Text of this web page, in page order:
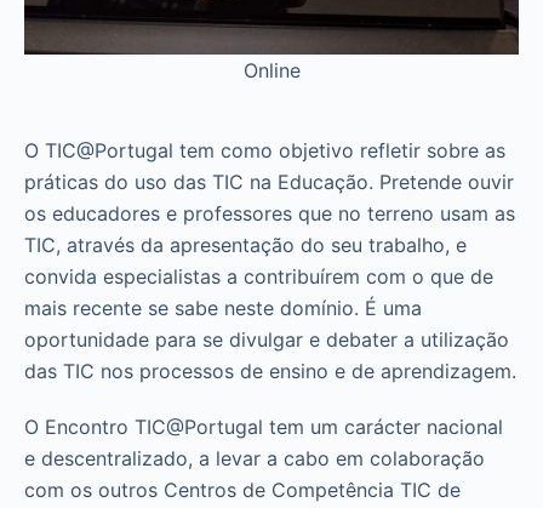
Online
O TIC@Portugal tem como objetivo refletir sobre as
práticas do uso das TIC na Educação. Pretende ouvir
os educadores e professores que no terreno usam as
TIC, através da apresentação do seu trabalho, e
convida especialistas a contribuírem com o que de
mais recente se sabe neste domínio. É uma
oportunidade para se divulgar e debater a utilização
das TIC nos processos de ensino e de aprendizagem.
O Encontro TIC@Portugal tem um carácter nacional
e descentralizado, a levar a cabo em colaboração
com os outros Centros de Competência TIC de